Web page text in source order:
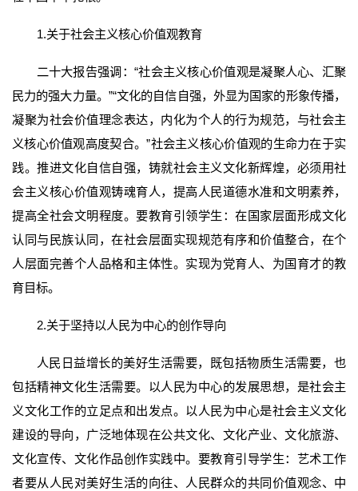
1.关于社会主义核心价值观教育
二十大报告强调：“社会主义核心价值观是凝聚人心、汇聚
民力的强大力量。”“文化的自信自强，外显为国家的形象传播，
凝聚为社会价值理念表达，内化为个人的行为规范，与社会主
义核心价值观高度契合。”社会主义核心价值观的生命力在于实
践。推进文化自信自强，铸就社会主义文化新辉煌，必须用社
会主义核心价值观铸魂育人，提高人民道德水准和文明素养，
提高全社会文明程度。要教育引领学生：在国家层面形成文化
认同与民族认同，在社会层面实现规范有序和价值整合，在个
人层面完善个人品格和主体性。实现为党育人、为国育才的教
育目标。
2.关于坚持以人民为中心的创作导向
人民日益增长的美好生活需要，既包括物质生活需要，也
包括精神文化生活需要。以人民为中心的发展思想，是社会主
义文化工作的立足点和出发点。以人民为中心是社会主义文化
建设的导向，广泛地体现在公共文化、文化产业、文化旅游、
文化宣传、文化作品创作实践中。要教育引导学生：艺术工作
者要从人民对美好生活的向往、人民群众的共同价值观念、中